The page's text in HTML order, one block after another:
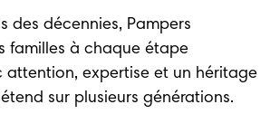
des décennies, Pampers
familles à chaque étape
attention, expertise et un héritage
sur plusieurs générations.